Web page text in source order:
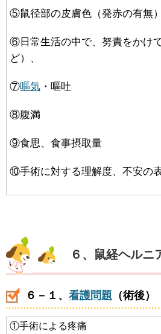
⑤鼠径部の皮膚色（発赤の有無）
⑥日常生活の中で、努責をかけ
ど）、
⑦嘔気 ・嘔吐
⑧腹満
⑨食思、食事摂取量
⑩手術に対する理解度、不安の
６、鼠経ヘル
６－１、 看護問題 （術後）
①手術による疼痛